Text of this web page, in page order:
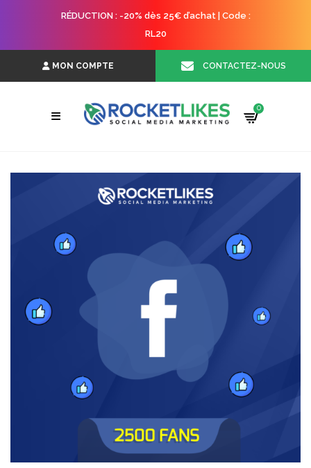
RÉDUCTION : -20% dès 25€ d’achat | Code :
RL20
MON COMPTE CONTACTEZ-NOUS
0